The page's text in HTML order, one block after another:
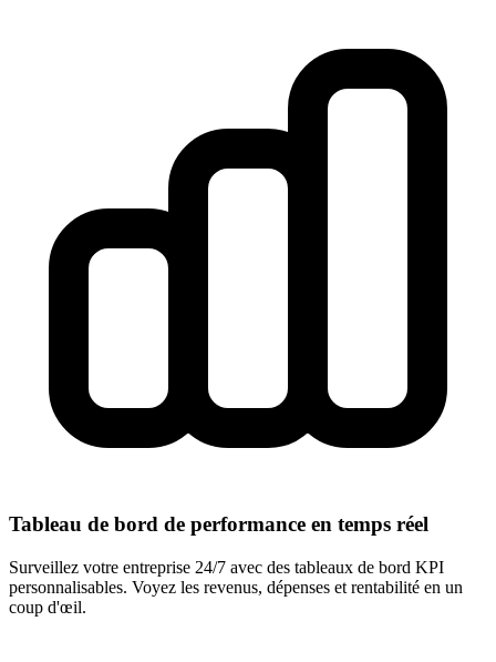
Tableau de bord de performance en temps réel
Surveillez votre entreprise 24/7 avec des tableaux de bord KPI
personnalisables. Voyez les revenus, dépenses et rentabilité en un
coup d'œil.